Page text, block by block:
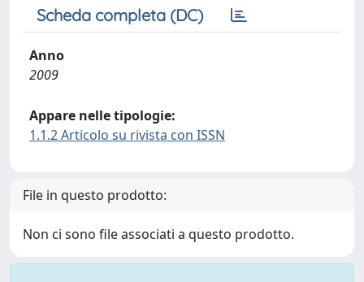
Scheda completa (DC)
Anno
2009
Appare nelle tipologie:
1.1.2 Articolo su rivista con ISSN
File in questo prodotto:
Non ci sono file associati a questo prodotto.